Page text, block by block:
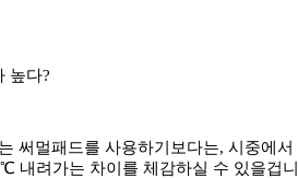
높다?
써멀패드를 사용하기보다는, 시중에
내려가는 차이를 체감하실 수 있을겁